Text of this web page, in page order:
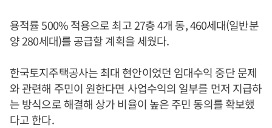
용적률 500% 적용으로 최고 27층 4개 동, 460세대(일반분
양 280세대)를 공급할 계획을 세웠다.
한국토지주택공사는 최대 현안이었던 임대수익 중단 문제
와 관련해 주민이 원한다면 사업수익의 일부를 먼저 지급하
는 방식으로 해결해 상가 비율이 높은 주민 동의를 확보했
다고 한다.